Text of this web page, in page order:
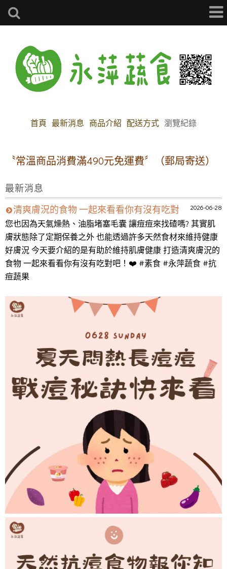
首頁 最新消息 商品介紹 配送方式 瀏覽紀錄
常溫商品消費滿490元免運費〞（郵局寄送）
最新消息
2026-06-28
清爽膚況的食物 一起來看看你有沒有吃對
您也因為天氣燥熱、油脂堵塞毛囊 讓痘痘來找碴嗎? 其實肌
膚狀態除了定期保養之外 也能透過許多天然食材來維持健康
好膚況 今天要介紹的是有助於維持肌膚健康 打造清爽膚況的
食物 一起來看看你有沒有吃對吧！❤️ #素食 #永萍蔬食 #抗
痘蔬果